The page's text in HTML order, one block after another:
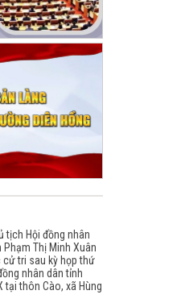
tịch Hội đồng nhân
Phạm Thị Minh Xuân
cử tri sau kỳ họp thứ
nhân dân tỉnh
tại thôn Cào, xã Hùng